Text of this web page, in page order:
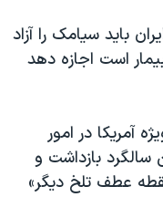
باید سیامک را آزاد
است اجازه دهد
آمریکا در امور
سالگرد بازداشت و
عطف تلخ دیگر»